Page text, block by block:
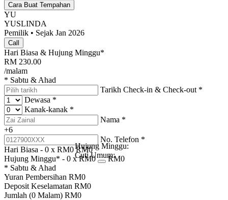
Cara Buat Tempahan
YU
YUSLINDA
Pemilik • Sejak Jan 2026
Call
Hari Biasa & Hujung Minggu*
RM 230.00
/malam
* Sabtu & Ahad
Tarikh Check-in & Check-out *
Dewasa *
Kanak-kanak *
Nama *
+6
No. Telefon *
Hari Biasa - 0 x RM0 RM0
Hujung Minggu* - 0 x RM0
Hujung Minggu:
Cuti Umum:RM0
* Sabtu & Ahad
Yuran Pembersihan RM0
Deposit Keselamatan RM0
Jumlah (0 Malam) RM0